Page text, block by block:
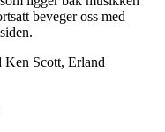
beveger oss med
Ken Scott, Erland